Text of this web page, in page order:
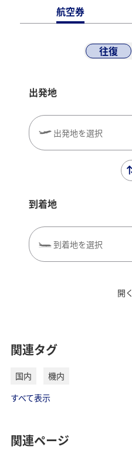
航空券
往復
出発地
出発地を選択
到着地
到着地を選択
往復で異なるクラスで検索開く
関連タグ
国内
機内
すべて表示
関連ページ